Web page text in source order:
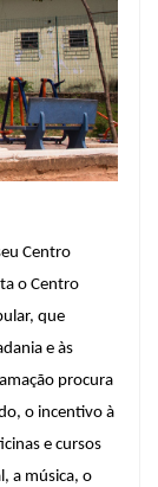
Centro
o Centro
que
e às
procura
o incentivo à
e cursos
a música, o